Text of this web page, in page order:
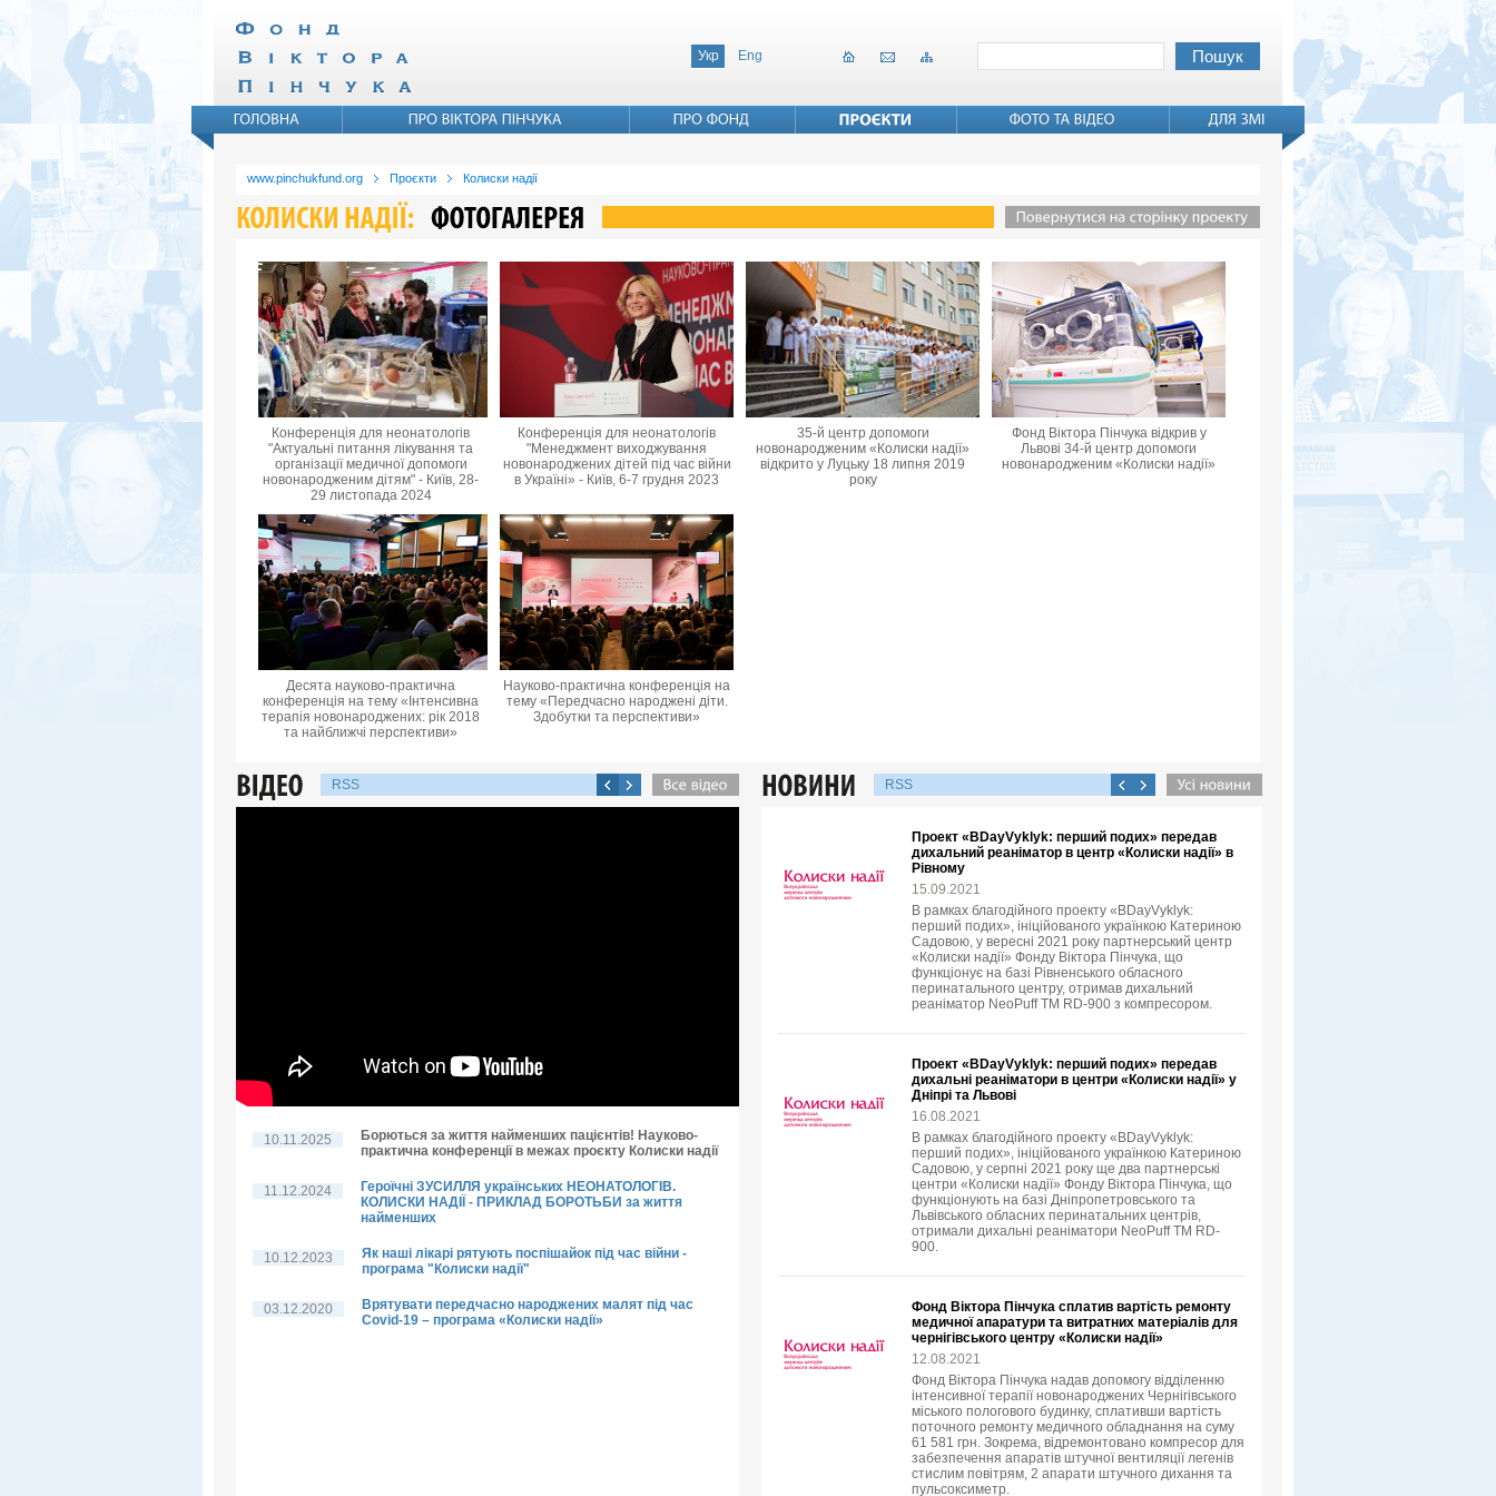
Укр Eng
www.pinchukfund.org Проєкти Колиски надії
Конференція для неонатологів
"Актуальні питання лікування та
організації медичної допомоги
новонародженим дітям" - Київ, 28-
29 листопада 2024
Конференція для неонатологів
"Менеджмент виходжування
новонароджених дітей під час війни
в Україні» - Київ, 6-7 грудня 2023
35-й центр допомоги
новонародженим «Колиски надії»
відкрито у Луцьку 18 липня 2019
року
Фонд Віктора Пінчука відкрив у
Львові 34-й центр допомоги
новонародженим «Колиски надії»
Десята науково-практична
конференцiя на тему «Інтенсивна
терапія новонароджених: рік 2018
та найближчі перспективи»
Науково-практична конференція на
тему «Передчасно народжені діти.
Здобутки та перспективи»
RSS
10.11.2025
Борються за життя найменших пацієнтів! Науково-
практична конференції в межах проєкту Колиски надії
11.12.2024
Героїчні ЗУСИЛЛЯ українських НЕОНАТОЛОГІВ.
КОЛИСКИ НАДІЇ - ПРИКЛАД БОРОТЬБИ за життя
найменших
10.12.2023
Як наші лікарі рятують поспішайок під час війни -
програма "Колиски надії"
03.12.2020
Врятувати передчасно народжених малят під час
Covid-19 – програма «Колиски надії»
RSS
Проект «BDayVyklyk: перший подих» передав
дихальний реаніматор в центр «Колиски надії» в
Рівному
15.09.2021
В рамках благодійного проекту «BDayVyklyk:
перший подих», ініційованого українкою Катериною
Садовою, у вересні 2021 року партнерський центр
«Колиски надії» Фонду Віктора Пінчука, що
функціонує на базі Рівненського обласного
перинатального центру, отримав дихальний
реаніматор NeoPuff TM RD-900 з компресором.
Проект «BDayVyklyk: перший подих» передав
дихальні реаніматори в центри «Колиски надії» у
Дніпрі та Львові
16.08.2021
В рамках благодійного проекту «BDayVyklyk:
перший подих», ініційованого українкою Катериною
Садовою, у серпні 2021 року ще два партнерські
центри «Колиски надії» Фонду Віктора Пінчука, що
функціонують на базі Дніпропетровського та
Львівського обласних перинатальних центрів,
отримали дихальні реаніматори NeoPuff TM RD-
900.
Фонд Віктора Пінчука cплатив вартість ремонту
медичної апаратури та витратних матеріалів для
чернігівського центру «Колиски надії»
12.08.2021
Фонд Віктора Пінчука надав допомогу відділенню
інтенсивної терапії новонароджених Чернігівського
міського пологового будинку, сплативши вартість
поточного ремонту медичного обладнання на суму
61 581​​ грн. Зокрема, відремонтовано компресор для
забезпечення апаратів штучної вентиляції легенів
стислим повітрям, 2 апарати штучного дихання та
пульсоксиметр.